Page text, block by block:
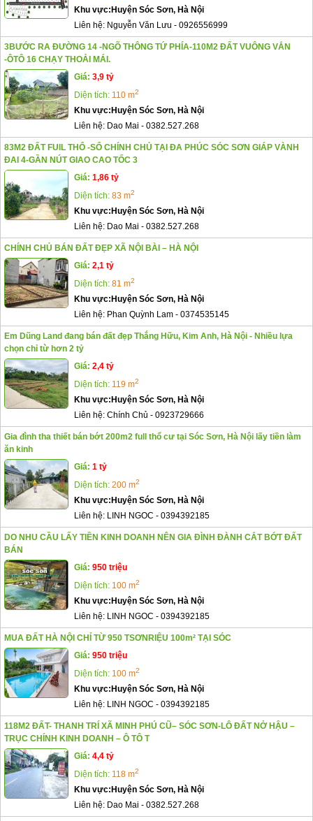
Khu vực: Huyện Sóc Sơn, Hà Nội
Liên hệ: Nguyễn Văn Lưu - 0926556999
3BƯỚC RA ĐƯỜNG 14 -NGÕ THÔNG TỨ PHÍA-110M2 ĐẤT VUÔNG VẮN
-ÔTÔ 16 CHẠY THOẢI MÁI.
Giá: 3,9 tỷ
Diện tích: 110 m2
Khu vực: Huyện Sóc Sơn, Hà Nội
Liên hệ: Dao Mai - 0382.527.268
83M2 ĐẤT FUlL THỔ -SỔ CHÍNH CHỦ TẠI ĐA PHÚC SÓC SƠN GIÁP VÀNH
ĐAI 4-GẦN NÚT GIAO CAO TỐC 3
Giá: 1,86 tỷ
Diện tích: 83 m2
Khu vực: Huyện Sóc Sơn, Hà Nội
Liên hệ: Dao Mai - 0382.527.268
CHÍNH CHỦ BÁN ĐẤT ĐẸP XÃ NỘI BÀI – HÀ NỘI
Giá: 2,1 tỷ
Diện tích: 81 m2
Khu vực: Huyện Sóc Sơn, Hà Nội
Liên hệ: Phan Quỳnh Lam - 0374535145
Em Dũng Land đang bán đất đẹp Thắng Hữu, Kim Anh, Hà Nội - Nhiều lựa
chọn chỉ từ hơn 2 tỷ
Giá: 2,4 tỷ
Diện tích: 119 m2
Khu vực: Huyện Sóc Sơn, Hà Nội
Liên hệ: Chính Chủ - 0923729666
Gia đình tha thiết bán bớt 200m2 full thổ cư tại Sóc Sơn, Hà Nội lấy tiền làm
ăn kinh
Giá: 1 tỷ
Diện tích: 200 m2
Khu vực: Huyện Sóc Sơn, Hà Nội
Liên hệ: LINH NGOC - 0394392185
DO NHU CẦU LẤY TIỀN KINH DOANH NÊN GIA ĐÌNH ĐÀNH CẮT BỚT ĐẤT
BÁN
Giá: 950 triệu
Diện tích: 100 m2
Khu vực: Huyện Sóc Sơn, Hà Nội
Liên hệ: LINH NGOC - 0394392185
MUA ĐẤT HÀ NỘI CHỈ TỪ 950 TSƠNRIỆU 100m² TẠI SÓC
Giá: 950 triệu
Diện tích: 100 m2
Khu vực: Huyện Sóc Sơn, Hà Nội
Liên hệ: LINH NGOC - 0394392185
118M2 ĐẤT- THANH TRÍ XÃ MINH PHÚ CŨ– SÓC SƠN-LÔ ĐẤT NỞ HẬU –
TRỤC CHÍNH KINH DOANH – Ô TÔ T
Giá: 4,4 tỷ
Diện tích: 118 m2
Khu vực: Huyện Sóc Sơn, Hà Nội
Liên hệ: Dao Mai - 0382.527.268